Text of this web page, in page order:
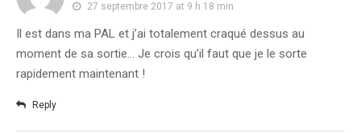
27 septembre 2017 at 9 h 18 min
Il est dans ma PAL et j’ai totalement craqué dessus au
moment de sa sortie… Je crois qu’il faut que je le sorte
rapidement maintenant !
Reply